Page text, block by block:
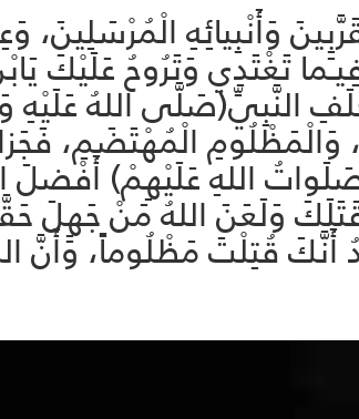
وَأَنْبِيائِهِ الْمُرْسَلِينَ،
تَغْتَدِي وَتَرُوحُ عَلَيْكَ
النَّبِيِّ(صَلَّى اللهُ عَلَيْهِ
وَالْمَظْلُومِ الْمُهْتَضَمِ،
اللهِ عَلَيْهِمْ) أَفْضلَ
وَلَعَنَ اللهُ مَنْ جَهِلَ
أَنَّكَ قُتِلْتَ مَظْلُوماً، وَأَنَّ